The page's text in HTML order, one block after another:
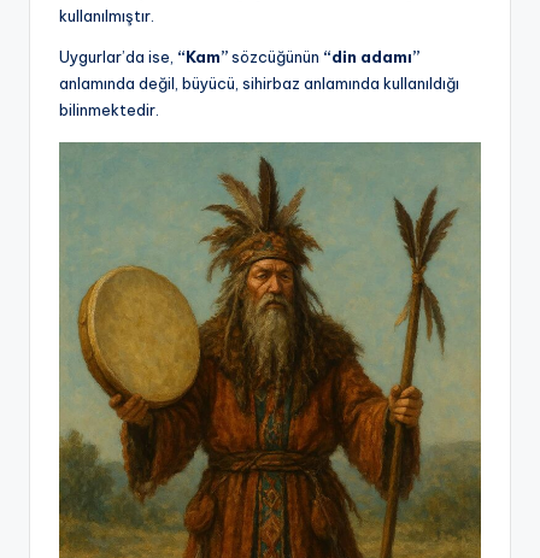
kullanılmıştır.
Uygurlar’da ise, “Kam”sözcüğünün “din adamı”
anlamında değil, büyücü, sihirbaz anlamında kullanıldığı
bilinmektedir.